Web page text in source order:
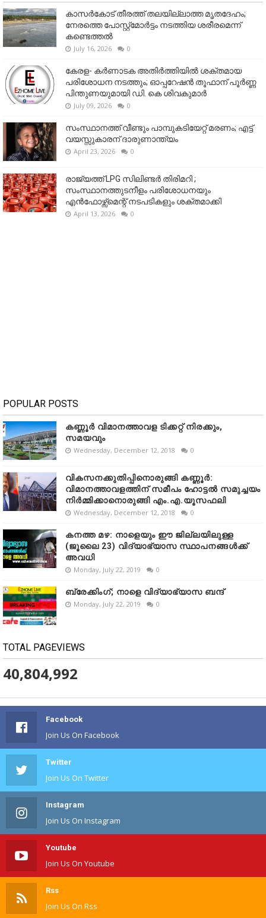
കാസർകോട് തീരത്ത് തലയില്ലാത്ത മൃതദേഹം;
നേരത്തെ പോസ്റ്റ്‌മോർട്ടം നടത്തിയ ശരീരമെന്ന്
കണ്ടെത്തൽ
July 16, 2026 0
കേരള- കർണാടക അതിർത്തിയിൽ ശക്തമായ
പരിശോധന നടത്തും; ഓപ്പറേഷൻ തൂഫാന് പൂർണ്ണ
പിന്തുണയുമായി ഡി. കെ ശിവകുമാർ
July 09, 2026 0
സംസ്ഥാനത്ത് വീണ്ടും പാമ്പുകടിയേറ്റ് മരണം; എട്ട്
വയസ്സുകാരന് ദാരുണാന്ത്യം
April 23, 2026 0
രാജ്യത്ത് LPG സിലിണ്ടർ തിരിമറി ;
സംസ്ഥാനത്തുടനീളം പരിശോധനയും
എൻഫോഴ്സ്മെന്റ് നടപടികളും ശക്തമാക്കി
April 13, 2026 0
POPULAR POSTS
കണ്ണൂർ വിമാനത്താവള ടിക്കറ്റ് നിരക്കും,
സമയവും
Wednesday, December 12, 2018 0
വികസനക്കുതിപ്പിനൊരുങ്ങി കണ്ണൂർ:
വിമാനത്താവളത്തിന് സമീപം ഹോട്ടൽ സമുച്ചയം
നിർമ്മിക്കാനൊരുങ്ങി എം.എ.യൂസഫലി
Wednesday, December 12, 2018 0
കനത്ത മഴ: നാളെയും ഈ ജില്ലയിലുള്ള
(ജൂലൈ 23) വിദ്യാഭ്യാസ സ്ഥാപനങ്ങൾക്ക്
അവധി
Monday, July 22, 2019 0
ബ്രേക്കിംഗ്; നാളെ വിദ്യാഭ്യാസ ബന്ദ്
Monday, July 22, 2019 0
TOTAL PAGEVIEWS
40,804,992
Facebook
Join Us On Facebook
Twitter
Join Us On Twitter
Instagram
Join Us On Instagram
Youtube
Join Us On Youtube
Rss
Join Us On Rss